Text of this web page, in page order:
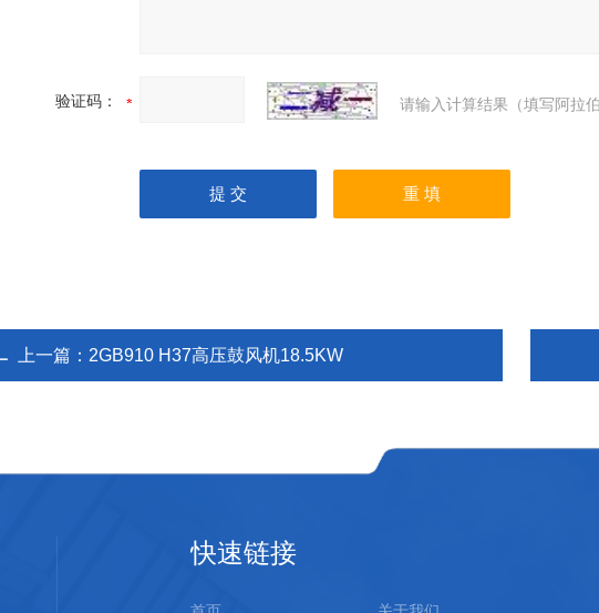
验证码： 请输入计算结果（填写阿拉
上一篇： 2GB910 H37高压鼓风机18.5KW
快速链接